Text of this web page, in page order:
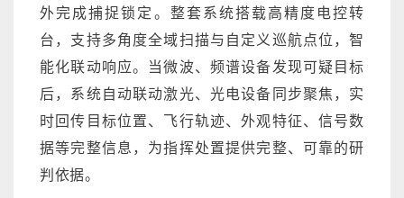
外完成捕捉锁定。整套系统搭载高精度电控转
台，支持多角度全域扫描与自定义巡航点位，智
能化联动响应。当微波、频谱设备发现可疑目标
后，系统自动联动激光、光电设备同步聚焦，实
时回传目标位置、飞行轨迹、外观特征、信号数
据等完整信息，为指挥处置提供完整、可靠的研
判依据。